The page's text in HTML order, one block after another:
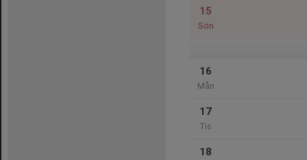
15
Sön
16
Mån
17
Tis
18